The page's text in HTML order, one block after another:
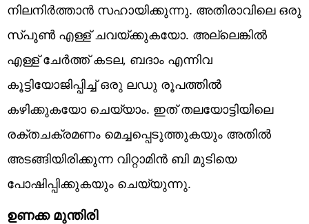
നിലനിർത്താൻ സഹായിക്കുന്നു. അതിരാവിലെ ഒരു
സ്പൂൺ എള്ള് ചവയ്ക്കുകയോ. അല്ലെങ്കിൽ
എള്ള് ചേർത്ത് കടല, ബദാം എന്നിവ
കൂട്ടിയോജിപ്പിച്ച് ഒരു ലഡു രൂപത്തിൽ
കഴിക്കുകയോ ചെയ്യാം. ഇത് തലയോട്ടിയിലെ
രക്തചക്രമണം മെച്ചപ്പെടുത്തുകയും അതിൽ
അടങ്ങിയിരിക്കുന്ന വിറ്റാമിൻ ബി മുടിയെ
പോഷിപ്പിക്കുകയും ചെയ്യുന്നു.
ഉണക്ക മുന്തിരി